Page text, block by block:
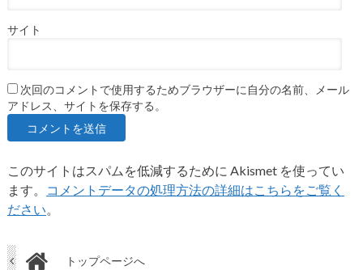
サイト
次回のコメントで使用するためブラウザーに自分の名前、メール
アドレス、サイトを保存する。
このサイトはスパムを低減するために Akismet を使ってい
ます。
コメントデータの処理方法の詳細はこちらをご覧く
ださい。
トップページへ